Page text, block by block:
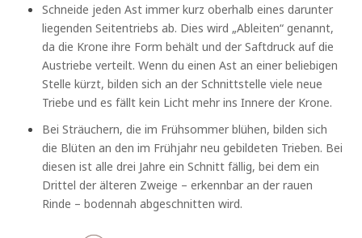
Schneide jeden Ast immer kurz oberhalb eines darunter
liegenden Seitentriebs ab. Dies wird „Ableiten“ genannt,
da die Krone ihre Form behält und der Saftdruck auf die
Austriebe verteilt. Wenn du einen Ast an einer beliebigen
Stelle kürzt, bilden sich an der Schnittstelle viele neue
Triebe und es fällt kein Licht mehr ins Innere der Krone.
Bei Sträuchern, die im Frühsommer blühen, bilden sich
die Blüten an den im Frühjahr neu gebildeten Trieben. Bei
diesen ist alle drei Jahre ein Schnitt fällig, bei dem ein
Drittel der älteren Zweige – erkennbar an der rauen
Rinde – bodennah abgeschnitten wird.